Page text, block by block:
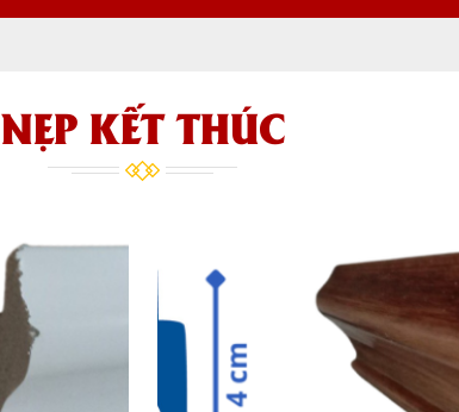
NẸP KẾT THÚC